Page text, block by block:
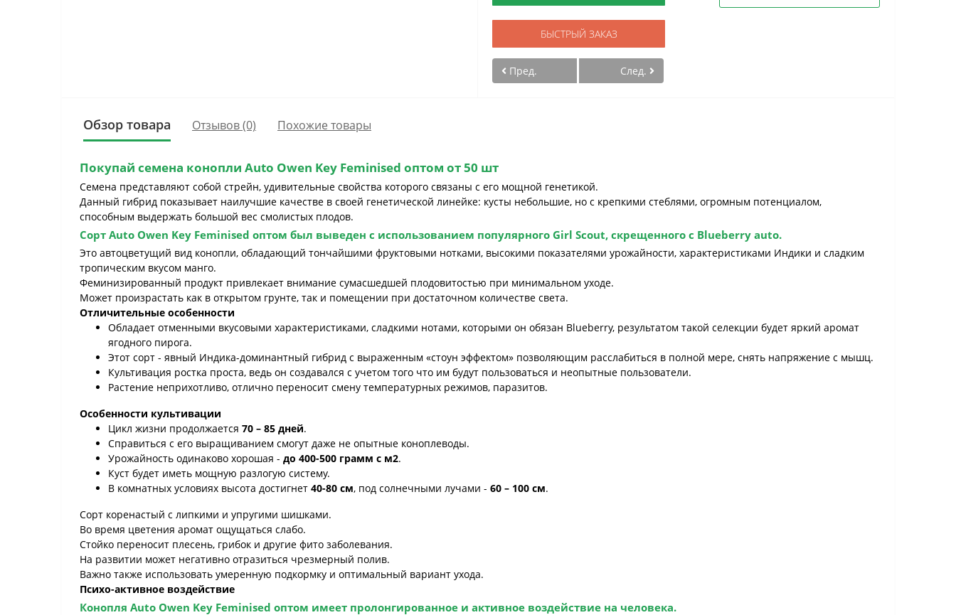
БЫСТРЫЙ ЗАКАЗ
Пред. След.
Обзор товара Отзывов (0) Похожие товары
Покупай семена конопли Auto Owen Key Feminised оптом от 50 шт
Семена представляют собой стрейн, удивительные свойства которого связаны с его мощной генетикой.
Данный гибрид показывает наилучшие качестве в своей генетической линейке: кусты небольшие, но с крепкими стеблями, огромным потенциалом,
способным выдержать большой вес смолистых плодов.
Сорт Auto Owen Key Feminised оптом был выведен с использованием популярного Girl Scout, скрещенного с Blueberry auto.
Это автоцветущий вид конопли, обладающий тончайшими фруктовыми нотками, высокими показателями урожайности, характеристиками Индики и сладким
тропическим вкусом манго.
Феминизированный продукт привлекает внимание сумасшедшей плодовитостью при минимальном уходе.
Может произрастать как в открытом грунте, так и помещении при достаточном количестве света.
Отличительные особенности
Обладает отменными вкусовыми характеристиками, сладкими нотами, которыми он обязан Blueberry, результатом такой селекции будет яркий аромат
ягодного пирога.
Этот сорт - явный Индика-доминантный гибрид с выраженным «стоун эффектом» позволяющим расслабиться в полной мере, снять напряжение с мышц.
Культивация ростка проста, ведь он создавался с учетом того что им будут пользоваться и неопытные пользователи.
Растение неприхотливо, отлично переносит смену температурных режимов, паразитов.
Особенности культивации
Цикл жизни продолжается 70 – 85 дней.
Справиться с его выращиванием смогут даже не опытные коноплеводы.
Урожайность одинаково хорошая - до 400-500 грамм с м2.
Куст будет иметь мощную разлогую систему.
В комнатных условиях высота достигнет 40-80 см, под солнечными лучами - 60 – 100 см.
Сорт коренастый с липкими и упругими шишками.
Во время цветения аромат ощущаться слабо.
Стойко переносит плесень, грибок и другие фито заболевания.
На развитии может негативно отразиться чрезмерный полив.
Важно также использовать умеренную подкормку и оптимальный вариант ухода.
Психо-активное воздействие
Конопля Auto Owen Key Feminised оптом имеет пролонгированное и активное воздействие на человека.